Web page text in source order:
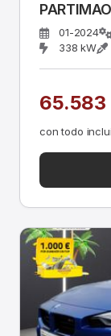
PARTIMAO
01-2024
338 kW
65.583
con todo